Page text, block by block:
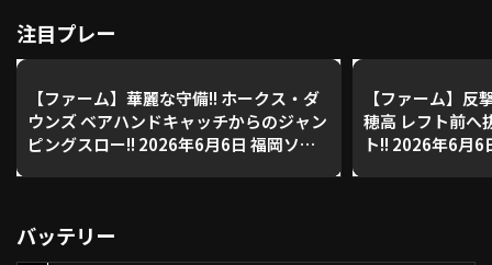
利用規約
運営会社 （別ウィンドウで開く） よくある質問
特定商取引法の表示 アルバイト募集 （別ウィンドウで開く
動画を検索（選手・チーム・プレー内容…）
注目プレー
【ファーム】華麗な守備!! ホークス・ダ
ウンズ ベアハンドキャッチからのジャン
ピングスロー!! 2026年6月6日 福岡ソフ
【ファーム】反
穂高 レフト前へ
ト!! 2026年6月6
バッテリー